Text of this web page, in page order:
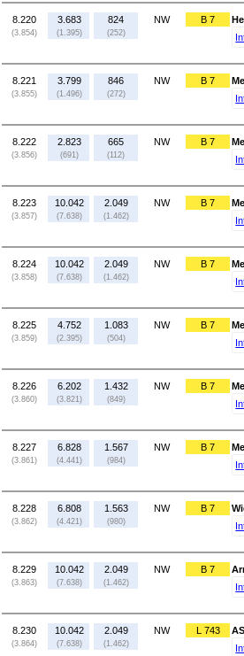
8.220
(3.854)
3.683
(1.395)
824
(252)
NW B 7
8.221
(3.855)
3.799
(1.496)
846
(272)
NW B 7
8.222
(3.856)
2.823
(691)
665
(112)
NW B 7
8.223
(3.857)
10.042
(7.638)
2.049
(1.462)
NW B 7
8.224
(3.858)
10.042
(7.638)
2.049
(1.462)
NW B 7
8.225
(3.859)
4.752
(2.395)
1.083
(504)
NW B 7
8.226
(3.860)
6.202
(3.821)
1.432
(849)
NW B 7
8.227
(3.861)
6.828
(4.441)
1.567
(984)
NW B 7
8.228
(3.862)
6.808
(4.421)
1.563
(980)
NW B 7
8.229
(3.863)
10.042
(7.638)
2.049
(1.462)
NW B 7
8.230
(3.864)
10.042
(7.638)
2.049
(1.462)
NW L 743